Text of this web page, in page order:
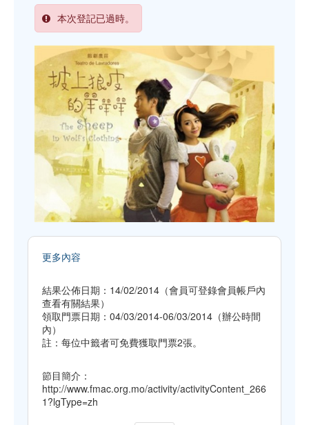
本次登記已過時。
更多內容
結果公佈日期：14/02/2014（會員可登錄會員帳戶內
查看有關結果）
領取門票日期：04/03/2014-06/03/2014（辦公時間
內）
註：每位中籤者可免費獲取門票2張。
節目簡介：
http://www.fmac.org.mo/activity/activityContent_266
1?lgType=zh